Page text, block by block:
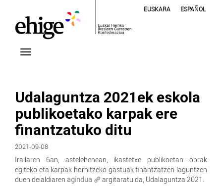
EUSKARA ESPAÑOL
Udalaguntza 2021ek eskola
publikoetako karpak ere
finantzatuko ditu
2021-09-08
Irailaren 6an, astelehenean, ikastetxe publikoetan obrak
egiteko eta karpak hornitzeko gastuak finantzatzen laguntzen
duen deialdiaren agindua
argitaratu da, Udalaguntza 2021.